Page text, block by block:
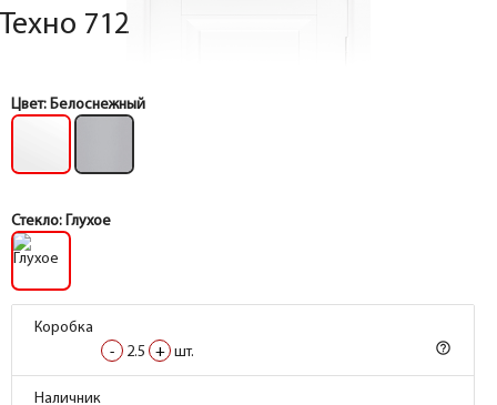
Техно 712
Цвет: Белоснежный
Стекло: Глухое
Коробка
-
2.5 + шт. help_outline
Наличник